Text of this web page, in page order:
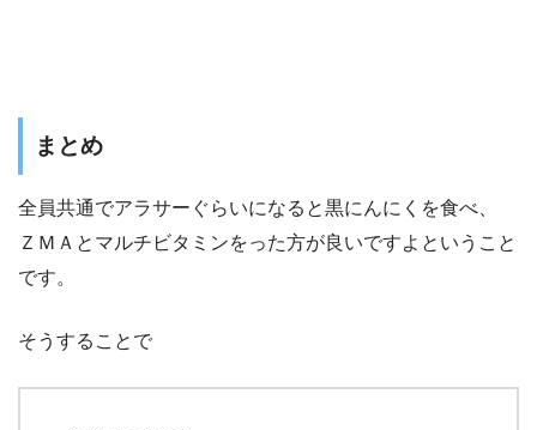
まとめ
全員共通でアラサーぐらいになると黒にんにくを食べ、
ＺＭＡとマルチビタミンをった方が良いですよということ
です。
そうすることで